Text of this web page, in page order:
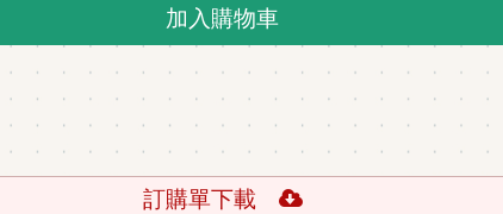
加入購物車
訂購單下載